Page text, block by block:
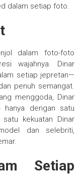
dalam setiap foto.
dalam foto-foto
wajahnya. Dinar
setiap jepretan—
penuh semangat.
menggoda, Dinar
hanya dengan satu
kekuatan Dinar
dan selebriti,
Setiap